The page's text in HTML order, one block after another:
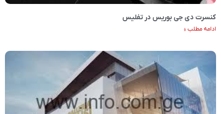
کنسرت دی جی بوریس در تفلیس
ادامه مطلب »